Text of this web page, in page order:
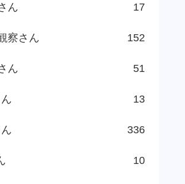
ん 17
察さん 152
ん 51
13
336
10